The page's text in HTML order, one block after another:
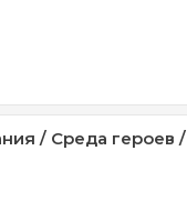
/ Среда героев /